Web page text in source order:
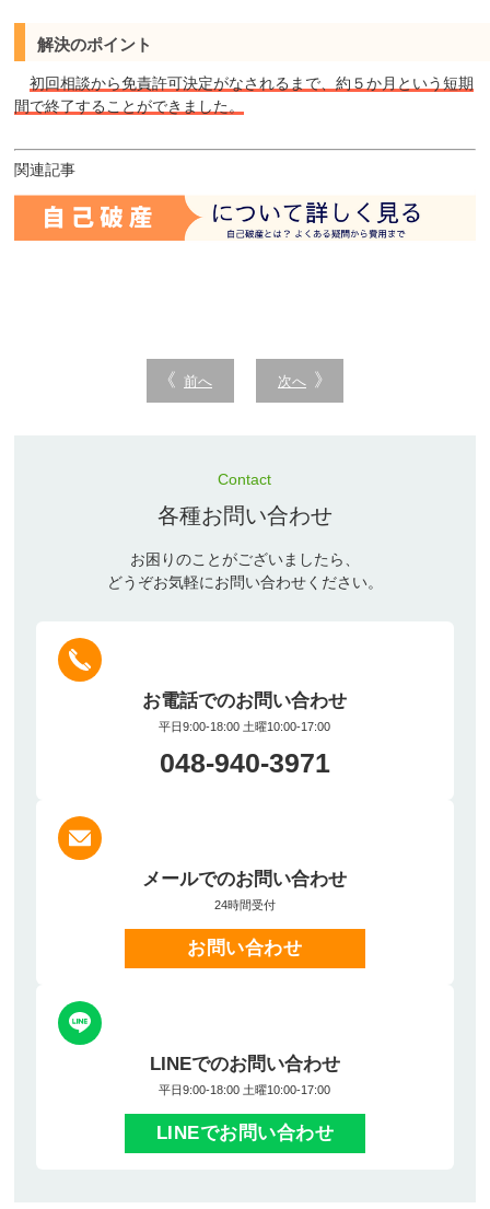
解決のポイント
初回相談から免責許可決定がなされるまで、約５か月という短期
間で終了することができました。
関連記事
次へ
前へ
Contact
各種お問い合わせ
お困りのことがございましたら、
どうぞお気軽にお問い合わせください。
お電話でのお問い合わせ
平日9:00-18:00 土曜10:00-17:00
048-940-3971
メールでのお問い合わせ
24時間受付
お問い合わせ
LINEでのお問い合わせ
平日9:00-18:00 土曜10:00-17:00
LINEでお問い合わせ